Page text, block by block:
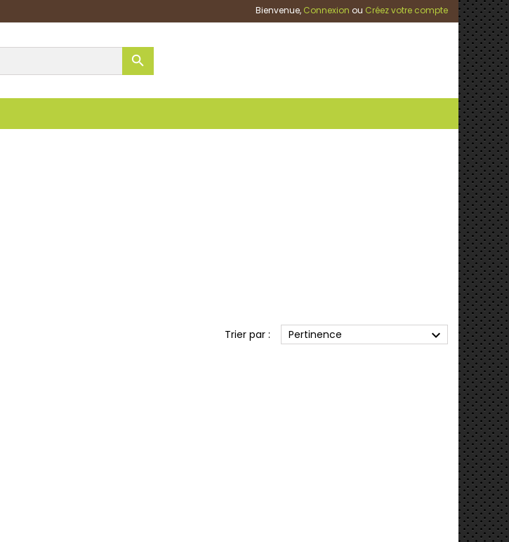
Bienvenue, Connexion ou Créez votre compte

Trier par : Pertinence expand_more